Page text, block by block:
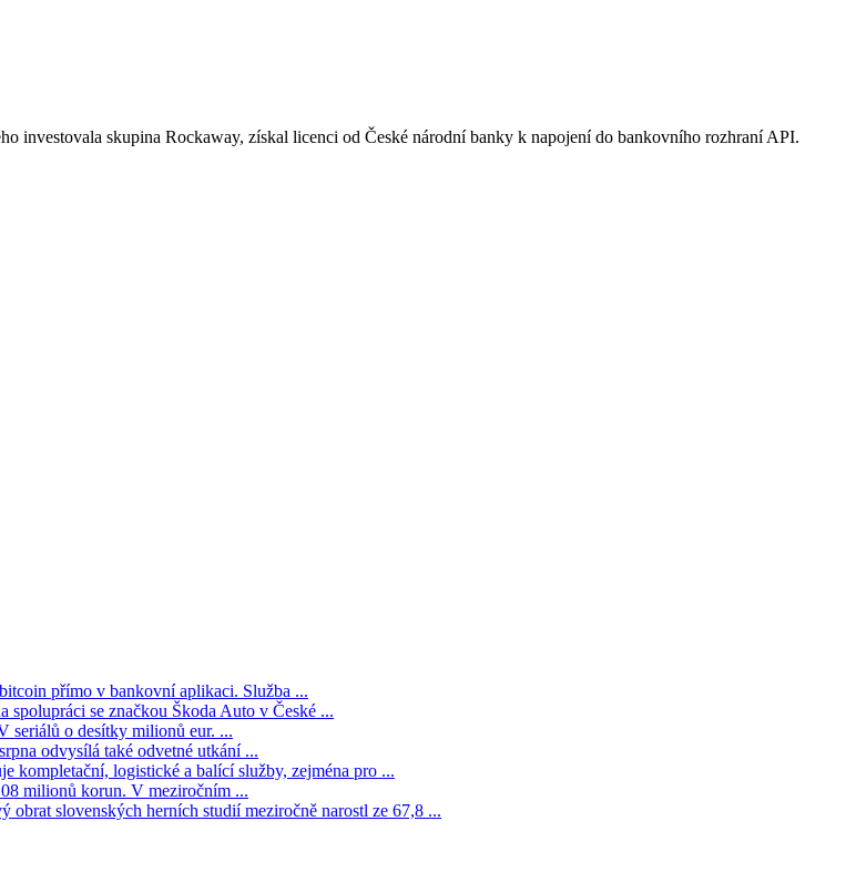
investovala skupina Rockaway, získal licenci od České národní banky k napojení do bankovního rozhraní API.
přímo v bankovní aplikaci. Služba ...
spolupráci se značkou Škoda Auto v České ...
seriálů o desítky milionů eur. ...
odvysílá také odvetné utkání ...
kompletační, logistické a balící služby, zejména pro ...
milionů korun. V meziročním ...
obrat slovenských herních studií meziročně narostl ze 67,8 ...